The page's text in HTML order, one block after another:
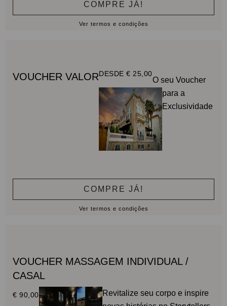
Ver termos e condições
COMPRE JÁ!
VOUCHER VALORDESDE € 25,00
O seu Voucher
para a
Exclusividade
Ver termos e condições
COMPRE JÁ!
VOUCHER MASSAGEM INDIVIDUAL /
CASAL
€ 90,00
Revitalize seu corpo e inspire